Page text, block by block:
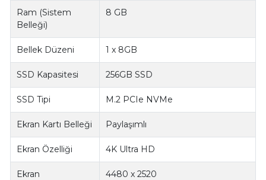
Ram (Sistem
Belleği)
8 GB
Bellek Düzeni 1 x 8GB
SSD Kapasitesi 256GB SSD
SSD Tipi M.2 PCIe NVMe
Ekran Kartı Belleği Paylaşımlı
Ekran Özelliği 4K Ultra HD
Ekran
4480 x 2520